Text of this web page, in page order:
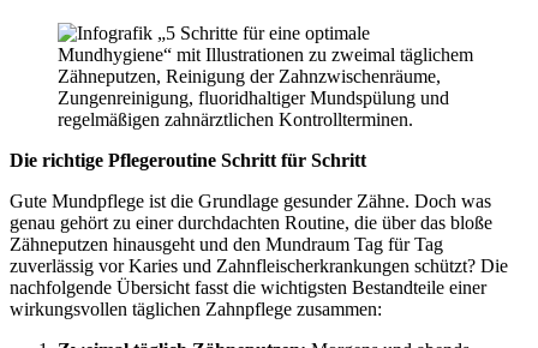
Die richtige Pflegeroutine Schritt für Schritt
Gute Mundpflege ist die Grundlage gesunder Zähne. Doch was
genau gehört zu einer durchdachten Routine, die über das bloße
Zähneputzen hinausgeht und den Mundraum Tag für Tag
zuverlässig vor Karies und Zahnfleischerkrankungen schützt? Die
nachfolgende Übersicht fasst die wichtigsten Bestandteile einer
wirkungsvollen täglichen Zahnpflege zusammen: